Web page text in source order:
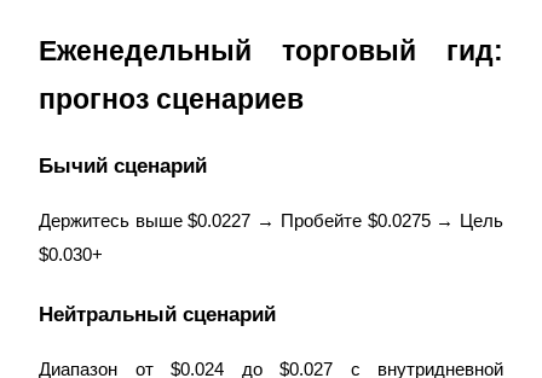
USDT New User Exclusive 10% APR
USDT Flexible Staking | Daily Rewards
BTC New User Exclusive: 6.5% APR
BTC Flexible Staking | Daily Rewards
Еженедельный торговый гид:
прогноз сценариев
Бычий сценарий
Держитесь выше $0.0227 → Пробейте $0.0275 → Цель
$0.030+
Нейтральный сценарий
Диапазон от $0.024 до $0.027 с внутридневной